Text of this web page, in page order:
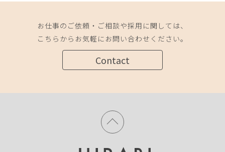
お仕事のご依頼・ご相談や採用に関しては、
こちらからお気軽にお問い合わせください。
Contact